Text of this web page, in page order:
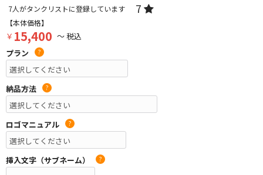
7人がタンクリストに登録しています 7
【本体価格】
￥ 15,400 ～ 税込
プラン
?
納品方法 ?
ロゴマニュアル ?
挿入文字（サブネーム） ?